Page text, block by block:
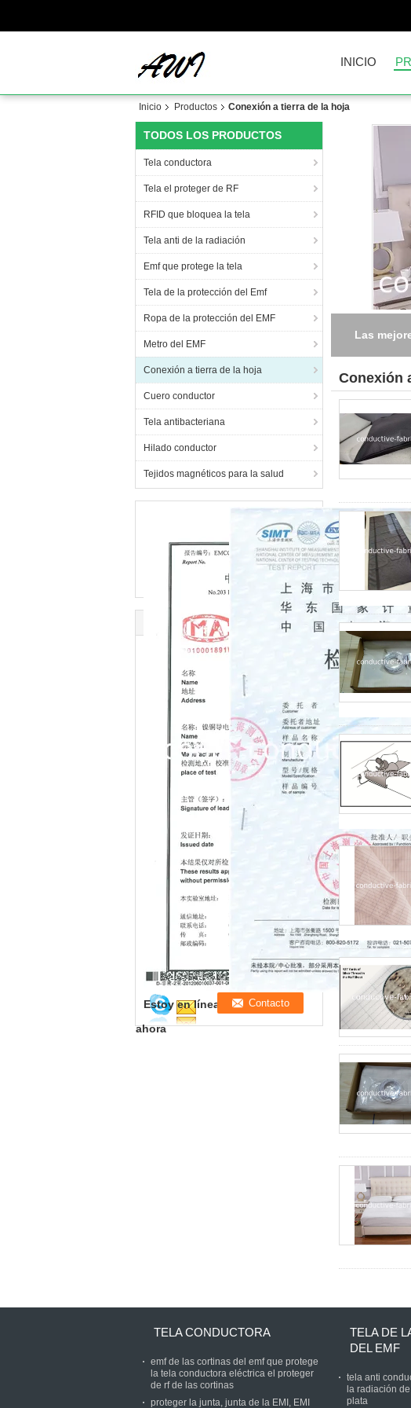
INICIO
Inicio Productos Conexión a tierra de la hoja
TODOS LOS PRODUCTOS
Tela conductora
Tela el proteger de RF
RFID que bloquea la tela
Tela anti de la radiación
Emf que protege la tela
Tela de la protección del Emf
Ropa de la protección del EMF
Metro del EMF
Conexión a tierra de la hoja
Cuero conductor
Tela antibacteriana
Hilado conductor
Tejidos magnéticos para la salud
Estoy en línea para chatear
ahora
cojín
Conexión
TELA CONDUCTORA
emf de las cortinas del emf que protege
la tela conductora eléctrica el proteger
de rf de las cortinas
proteger la junta, junta de la EMI, EMI
TELA DE
DEL EMF
tela anti
la radiación
plata